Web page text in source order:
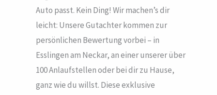
Auto passt. Kein Ding! Wir machen’s dir
leicht: Unsere Gutachter kommen zur
persönlichen Bewertung vorbei – in
Esslingen am Neckar, an einer unserer über
100 Anlaufstellen oder bei dir zu Hause,
ganz wie du willst. Diese exklusive